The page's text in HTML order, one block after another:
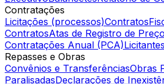
Contratações
Licitações (processos)Contratos
ContratosAtas de Registro de
Contratações Anual (PCA)
Repasses e Obras
Convênios e TransferênciasObras
ParalisadasDeclarações de